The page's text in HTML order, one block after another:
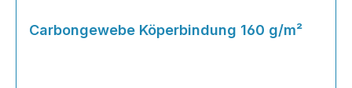
Carbongewebe Köperbindung 160 g/m²